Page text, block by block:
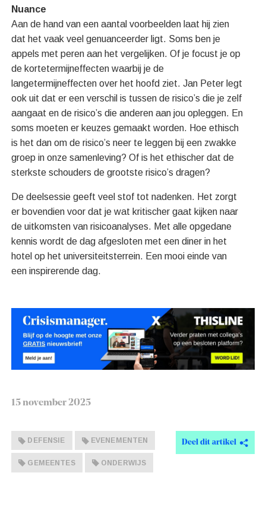
Nuance
Aan de hand van een aantal voorbeelden laat hij zien
dat het vaak veel genuanceerder ligt. Soms ben je
appels met peren aan het vergelijken. Of je focust je op
de kortetermijneffecten waarbij je de
langetermijneffecten over het hoofd ziet. Jan Peter legt
ook uit dat er een verschil is tussen de risico’s die je zelf
aangaat en de risico’s die anderen aan jou opleggen. En
soms moeten er keuzes gemaakt worden. Hoe ethisch
is het dan om de risico’s neer te leggen bij een zwakke
groep in onze samenleving? Of is het ethischer dat de
sterkste schouders de grootste risico’s dragen?
De deelsessie geeft veel stof tot nadenken. Het zorgt
er bovendien voor dat je wat kritischer gaat kijken naar
de uitkomsten van risicoanalyses. Met alle opgedane
kennis wordt de dag afgesloten met een diner in het
hotel op het universiteitsterrein. Een mooi einde van
een inspirerende dag.
15 november 2025
DEFENSIE EVENEMENTEN
GEMEENTES ONDERWIJS
Deel dit artikel